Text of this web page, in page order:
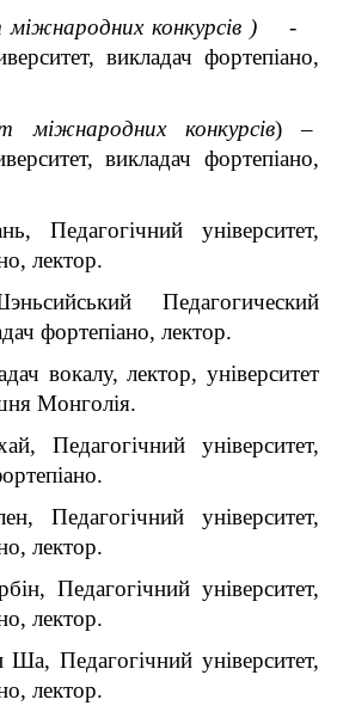
міжнародних конкурсів ) -
викладач фортепіано,
міжнародних конкурсів) –
викладач фортепіано,
Педагогічний університет,
лектор.
Педагогический
фортепіано, лектор.
вокалу, лектор, університет
Монголія.
Педагогічний університет,
Педагогічний університет,
лектор.
Педагогічний університет,
лектор.
Педагогічний університет,
лектор.